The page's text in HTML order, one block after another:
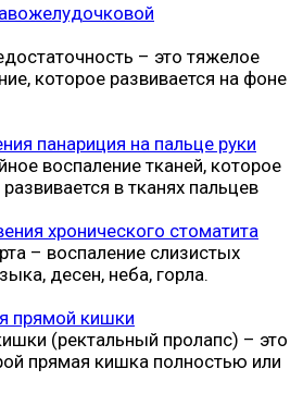
– это тяжелое
которое развивается на фоне
панариция на пальце руки
воспаление тканей, которое
в тканях пальцев
хронического стоматита
– воспаление слизистых
десен, неба, горла.
прямой кишки
(ректальный пролапс) – это
прямая кишка полностью или